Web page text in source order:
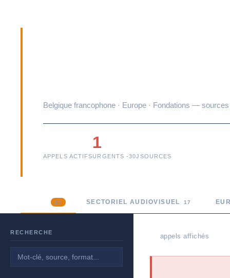
Belgique francophone · Europe · Fondations —
APPELS ACTIFS
1
URGENTS -30J SOURCES
23 SECTORIEL AUDIOVISUEL 17
RECHERCHE appels affichés